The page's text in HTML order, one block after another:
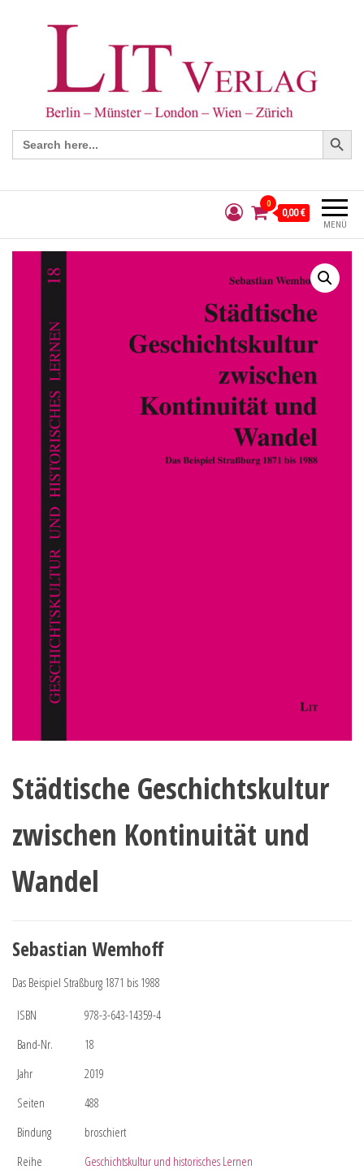
Search
for:
Search Button
MENÜ
0
0,00 €
Städtische Geschichtskultur
zwischen Kontinuität und
Wandel
Sebastian Wemhoff
Das Beispiel Straßburg 1871 bis 1988
ISBN
978-3-643-14359-4
Band-Nr.
18
Jahr
2019
Seiten
488
Bindung
broschiert
Reihe
Geschichtskultur und historisches Lernen